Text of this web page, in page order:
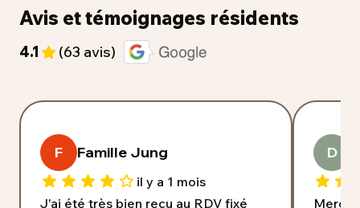
Avis et témoignages résidents
4.1 (63 avis)
F Famille Jung
il y a 1 mois
J'ai été très bien reçu au RDV fixé
D
Merci